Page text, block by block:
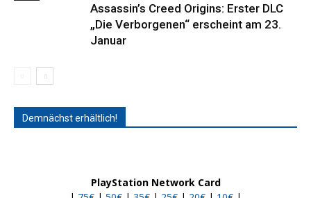
Assassin’s Creed Origins: Erster DLC
„Die Verborgenen“ erscheint am 23.
Januar
Demnächst erhältlich!
PlayStation Network Card